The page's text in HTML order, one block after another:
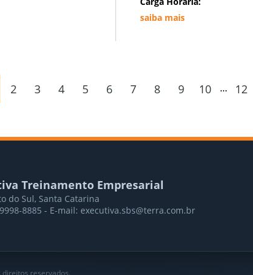
saiba mais
2 3 4 5 6 7 8 9 10 ... 12
Treinamento Empresarial
do Sul, Santa Catarina
8885 - E-mail: executiva.sbs@terra.com.br
reservados.